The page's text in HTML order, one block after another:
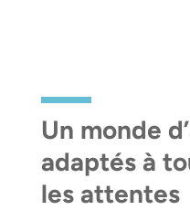
Un monde
adaptés à
les attentes